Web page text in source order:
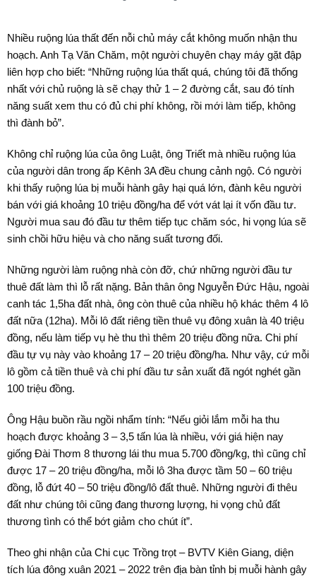
Nhiều ruộng lúa thất đến nỗi chủ máy cắt không muốn nhận thu
hoạch. Anh Tạ Văn Chăm, một người chuyên chạy máy gặt đập
liên hợp cho biết: “Những ruộng lúa thất quá, chúng tôi đã thống
nhất với chủ ruộng là sẽ chạy thử 1 – 2 đường cắt, sau đó tính
năng suất xem thu có đủ chi phí không, rồi mới làm tiếp, không
thì đành bỏ”.
Không chỉ ruộng lúa của ông Luật, ông Triết mà nhiều ruộng lúa
của người dân trong ấp Kênh 3A đều chung cảnh ngộ. Có người
khi thấy ruộng lúa bị muỗi hành gây hại quá lớn, đành kêu người
bán với giá khoảng 10 triệu đồng/ha để vớt vát lại ít vốn đầu tư.
Người mua sau đó đầu tư thêm tiếp tục chăm sóc, hi vọng lúa sẽ
sinh chồi hữu hiệu và cho năng suất tương đối.
Những người làm ruộng nhà còn đỡ, chứ những người đầu tư
thuê đất làm thì lỗ rất nặng. Bản thân ông Nguyễn Đức Hậu, ngoài
canh tác 1,5ha đất nhà, ông còn thuê của nhiều hộ khác thêm 4 lô
đất nữa (12ha). Mỗi lô đất riêng tiền thuê vụ đông xuân là 40 triệu
đồng, nếu làm tiếp vụ hè thu thì thêm 20 triệu đồng nữa. Chi phí
đầu tự vụ này vào khoảng 17 – 20 triệu đồng/ha. Như vậy, cứ mỗi
lô gồm cả tiền thuê và chi phí đầu tư sản xuất đã ngót nghét gần
100 triệu đồng.
Ông Hậu buồn rầu ngồi nhẩm tính: “Nếu giỏi lắm mỗi ha thu
hoạch được khoảng 3 – 3,5 tấn lúa là nhiều, với giá hiện nay
giống Đài Thơm 8 thương lái thu mua 5.700 đồng/kg, thì cũng chỉ
được 17 – 20 triệu đồng/ha, mỗi lô 3ha được tầm 50 – 60 triệu
đồng, lỗ đứt 40 – 50 triệu đồng/lô đất thuê. Những người đi thêu
đất như chúng tôi cũng đang thương lượng, hi vọng chủ đất
thương tình có thể bớt giảm cho chút ít”.
Theo ghi nhận của Chi cục Trồng trọt – BVTV Kiên Giang, diện
tích lúa đông xuân 2021 – 2022 trên địa bàn tỉnh bị muỗi hành gây